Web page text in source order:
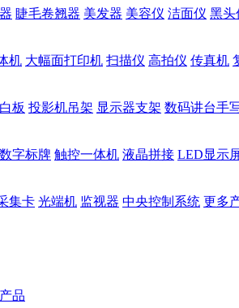
睫毛卷翘器 美发器 美容仪 洁面仪 黑头
机 大幅面打印机 扫描仪 高拍仪 传真机
板 投影机吊架 显示器支架 数码讲台手
数字标牌 触控一体机 液晶拼接 LED显示
集卡 光端机 监视器 中央控制系统 更多
品